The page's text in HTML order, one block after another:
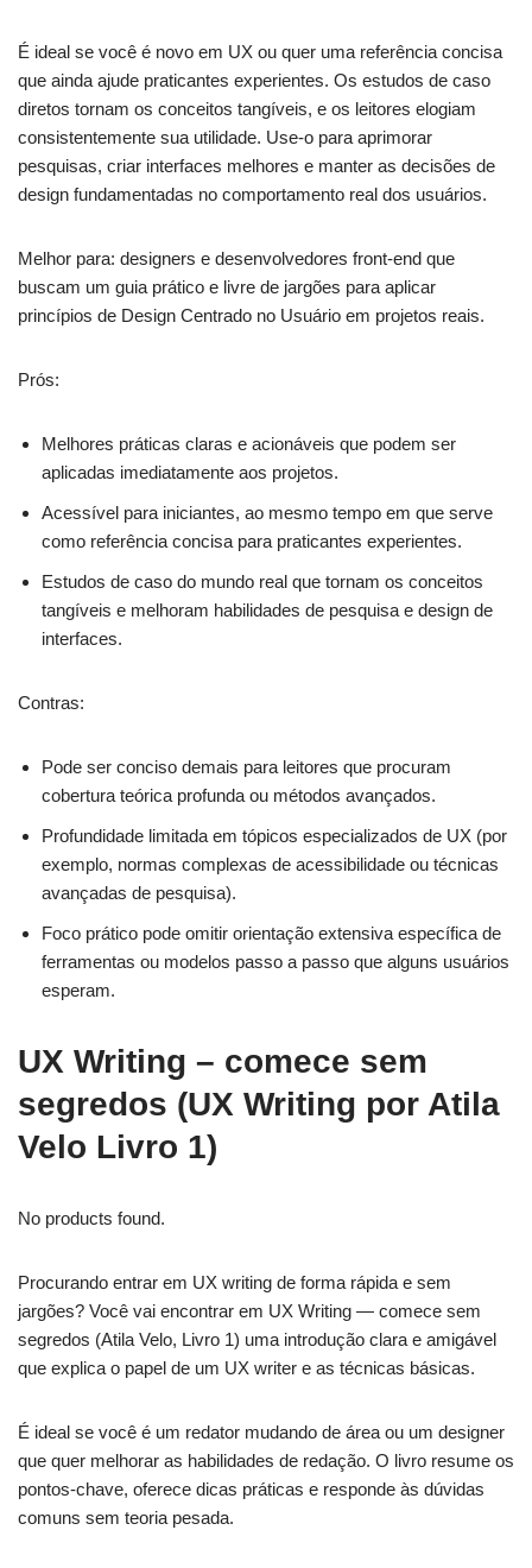
É ideal se você é novo em UX ou quer uma referência concisa
que ainda ajude praticantes experientes. Os estudos de caso
diretos tornam os conceitos tangíveis, e os leitores elogiam
consistentemente sua utilidade. Use-o para aprimorar
pesquisas, criar interfaces melhores e manter as decisões de
design fundamentadas no comportamento real dos usuários.
Melhor para: designers e desenvolvedores front-end que
buscam um guia prático e livre de jargões para aplicar
princípios de Design Centrado no Usuário em projetos reais.
Prós:
Melhores práticas claras e acionáveis que podem ser
aplicadas imediatamente aos projetos.
Acessível para iniciantes, ao mesmo tempo em que serve
como referência concisa para praticantes experientes.
Estudos de caso do mundo real que tornam os conceitos
tangíveis e melhoram habilidades de pesquisa e design de
interfaces.
Contras:
Pode ser conciso demais para leitores que procuram
cobertura teórica profunda ou métodos avançados.
Profundidade limitada em tópicos especializados de UX (por
exemplo, normas complexas de acessibilidade ou técnicas
avançadas de pesquisa).
Foco prático pode omitir orientação extensiva específica de
ferramentas ou modelos passo a passo que alguns usuários
esperam.
UX Writing – comece sem
segredos (UX Writing por Atila
Velo Livro 1)
No products found.
Procurando entrar em UX writing de forma rápida e sem
jargões? Você vai encontrar em UX Writing — comece sem
segredos (Atila Velo, Livro 1) uma introdução clara e amigável
que explica o papel de um UX writer e as técnicas básicas.
É ideal se você é um redator mudando de área ou um designer
que quer melhorar as habilidades de redação. O livro resume os
pontos-chave, oferece dicas práticas e responde às dúvidas
comuns sem teoria pesada.